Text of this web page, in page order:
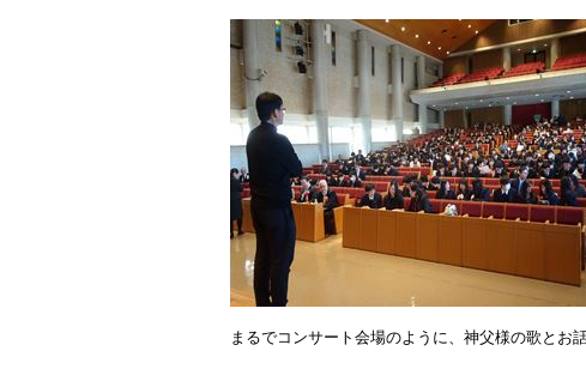
まるでコンサート会場のように、神父様の歌とお